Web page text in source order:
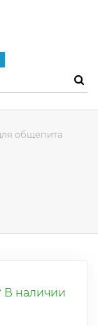
общепита
В наличии